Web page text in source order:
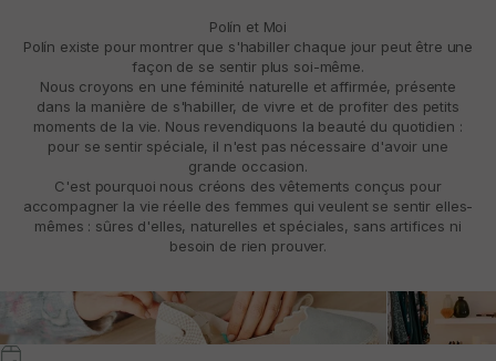
Polín et Moi
Polín existe pour montrer que s'habiller chaque jour peut être une
façon de se sentir plus soi-même.
Nous croyons en une féminité naturelle et affirmée, présente
dans la manière de s'habiller, de vivre et de profiter des petits
moments de la vie. Nous revendiquons la beauté du quotidien :
pour se sentir spéciale, il n'est pas nécessaire d'avoir une
grande occasion.
C'est pourquoi nous créons des vêtements conçus pour
accompagner la vie réelle des femmes qui veulent se sentir elles-
mêmes : sûres d'elles, naturelles et spéciales, sans artifices ni
besoin de rien prouver.